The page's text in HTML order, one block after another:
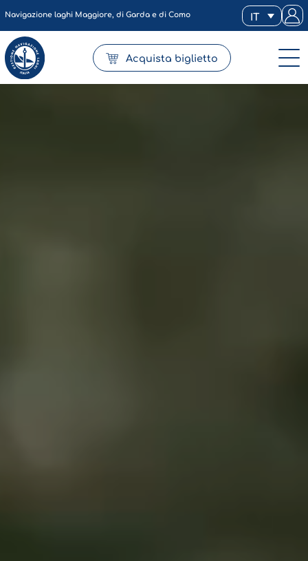
Navigazione laghi Maggiore, di Garda e di Como IT
Acquista biglietto